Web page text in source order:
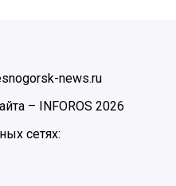
news.ru
– INFOROS 2026
сетях: